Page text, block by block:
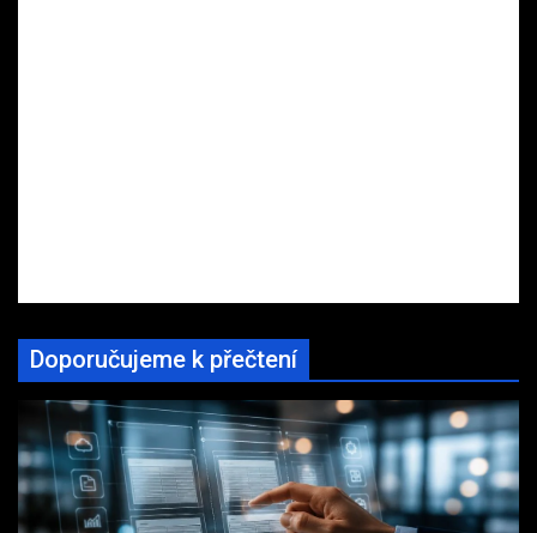
Doporučujeme k přečtení